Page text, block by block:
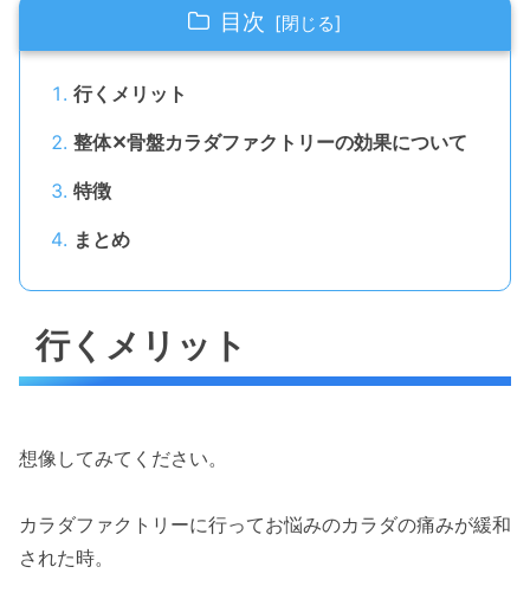
目次
行くメリット
整体✕骨盤カラダファクトリーの効果について
特徴
まとめ
行くメリット
想像してみてください。
カラダファクトリーに行ってお悩みのカラダの痛みが緩和
された時。